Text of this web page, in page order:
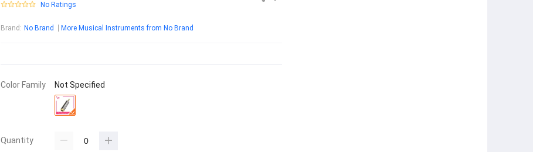
No Ratings
Brand : No Brand More Musical Instruments from No Brand
Color Family Not Specified
Quantity